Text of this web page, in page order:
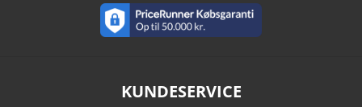
KUNDESERVICE